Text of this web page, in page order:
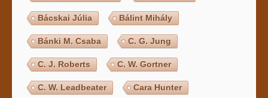
Bácskai Júlia Bálint Mihály
Bánki M. Csaba C. G. Jung
C. J. Roberts C. W. Gortner
C. W. Leadbeater Cara Hunter